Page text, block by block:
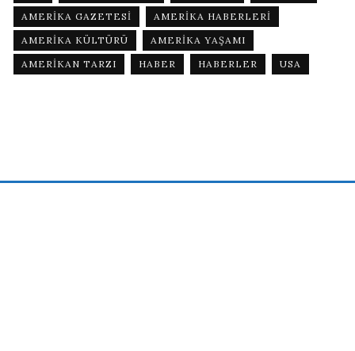
AMERIKA GAZETESI
AMERIKA HABERLERI
AMERIKA KÜLTÜRÜ
AMERIKA YAŞAMI
AMERIKAN TARZI
HABER HABERLER USA